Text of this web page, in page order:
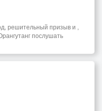
решительный призыв и ,
послушать